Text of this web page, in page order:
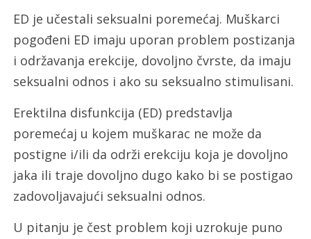
ED je učestali seksualni poremećaj. Muškarci
pogođeni ED imaju uporan problem postizanja
i održavanja erekcije, dovoljno čvrste, da imaju
seksualni odnos i ako su seksualno stimulisani.
Erektilna disfunkcija (ED) predstavlja
poremećaj u kojem muškarac ne može da
postigne i/ili da održi erekciju koja je dovoljno
jaka ili traje dovoljno dugo kako bi se postigao
zadovoljavajući seksualni odnos.
U pitanju je čest problem koji uzrokuje puno